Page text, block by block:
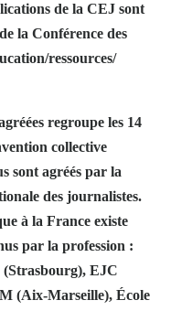
de la CEJ sont
la Conférence des
ressources/
regroupe les 14
collective
sont agréés par la
des journalistes.
à la France existe
par la profession :
EJC
(Aix-Marseille), École